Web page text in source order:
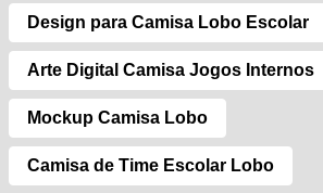
Design para Camisa Lobo Escolar
Arte Digital Camisa Jogos Internos
Mockup Camisa Lobo
Camisa de Time Escolar Lobo